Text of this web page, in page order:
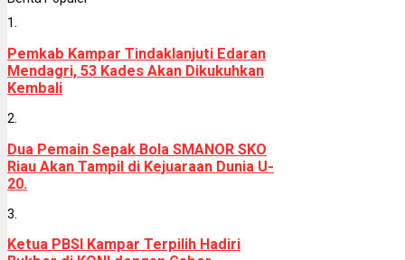
1.
Pemkab Kampar Tindaklanjuti Edaran
Mendagri, 53 Kades Akan Dikukuhkan
Kembali
2.
Dua Pemain Sepak Bola SMANOR SKO
Riau Akan Tampil di Kejuaraan Dunia U-
20.
3.
Ketua PBSI Kampar Terpilih Hadiri